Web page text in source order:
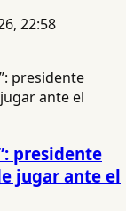
22:58
presidente
jugar ante el